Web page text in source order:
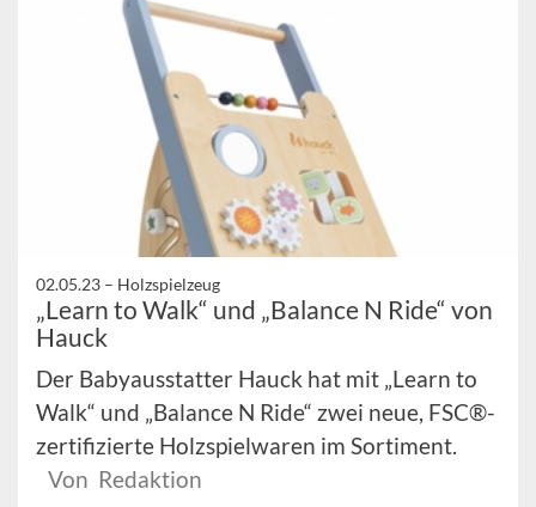
02.05.23 – Holzspielzeug
„Learn to Walk“ und „Balance N Ride“ von
Hauck
Der Babyausstatter Hauck hat mit „Learn to
Walk“ und „Balance N Ride“ zwei neue, FSC®-
zertifizierte Holzspielwaren im Sortiment.
Von Redaktion